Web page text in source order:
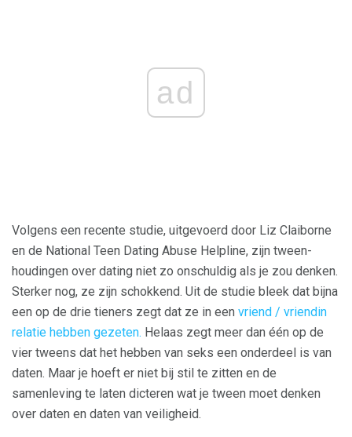
ad
Volgens een recente studie, uitgevoerd door Liz Claiborne
en de National Teen Dating Abuse Helpline, zijn tween-
houdingen over dating niet zo onschuldig als je zou denken.
Sterker nog, ze zijn schokkend. Uit de studie bleek dat bijna
een op de drie tieners zegt dat ze in een vriend / vriendin
relatie hebben gezeten. Helaas zegt meer dan één op de
vier tweens dat het hebben van seks een onderdeel is van
daten. Maar je hoeft er niet bij stil te zitten en de
samenleving te laten dicteren wat je tween moet denken
over daten en daten van veiligheid.